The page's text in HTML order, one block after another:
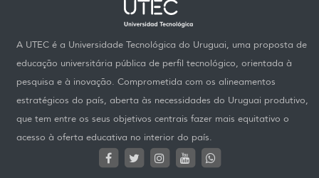
A UTEC é a Universidade Tecnológica do Uruguai, uma proposta de
educação universitária pública de perfil tecnológico, orientada à
pesquisa e à inovação. Comprometida com os alineamentos
estratégicos do país, aberta às necessidades do Uruguai produtivo,
que tem entre os seus objetivos centrais fazer mais equitativo o
acesso à oferta educativa no interior do país.